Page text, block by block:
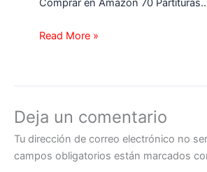
Comprar en Amazon 70
Read More »
Deja un comentario
Tu dirección de correo electrónico no
campos obligatorios están marcados